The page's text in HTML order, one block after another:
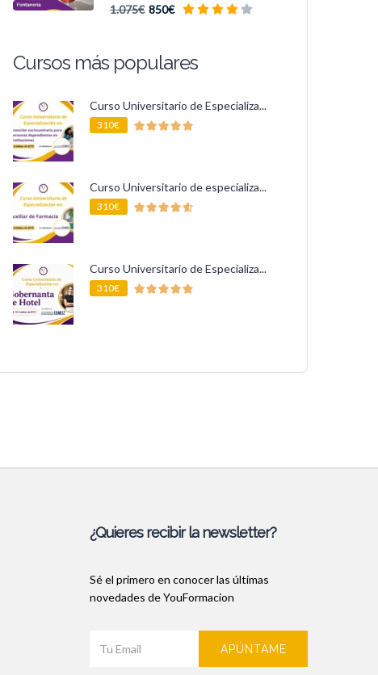
1.075€ 850€
Cursos más populares
Curso Universitario de Especializa...
310€
Curso Universitario de especializa...
310€
Curso Universitario de Especializa...
310€
¿Quieres recibir la newsletter?
Sé el primero en conocer las últimas
novedades de YouFormacion
APÚNTAME